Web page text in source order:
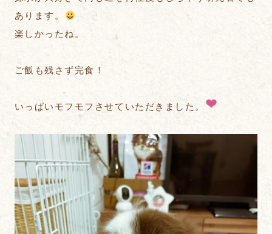
あります。
楽しかったね。
ご飯も残さず完食！
いっぱいモフモフさせていただきました。